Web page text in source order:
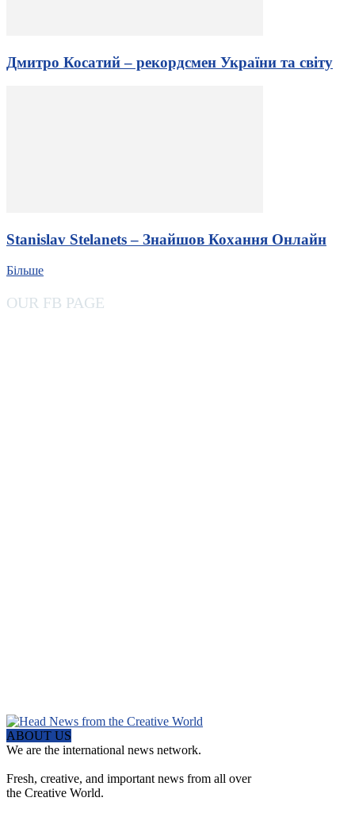
Дмитро Косатий – рекордсмен України та світу
Stanislav Stelanets – Знайшов Кохання Онлайн
Більше
OUR FB PAGE
ABOUT US
We are the international news network.
Fresh, creative, and important news from all over
the Creative World.